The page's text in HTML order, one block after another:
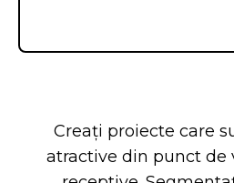
Creați proiecte care
atractive din punct de